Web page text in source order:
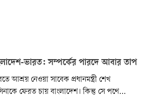
ভারত: সম্পর্কের পারদে আবার তাপ
আশ্রয় নেওয়া সাবেক প্রধানমন্ত্রী শেখ
ফেরত চায় বাংলাদেশ। কিন্তু সে পথে